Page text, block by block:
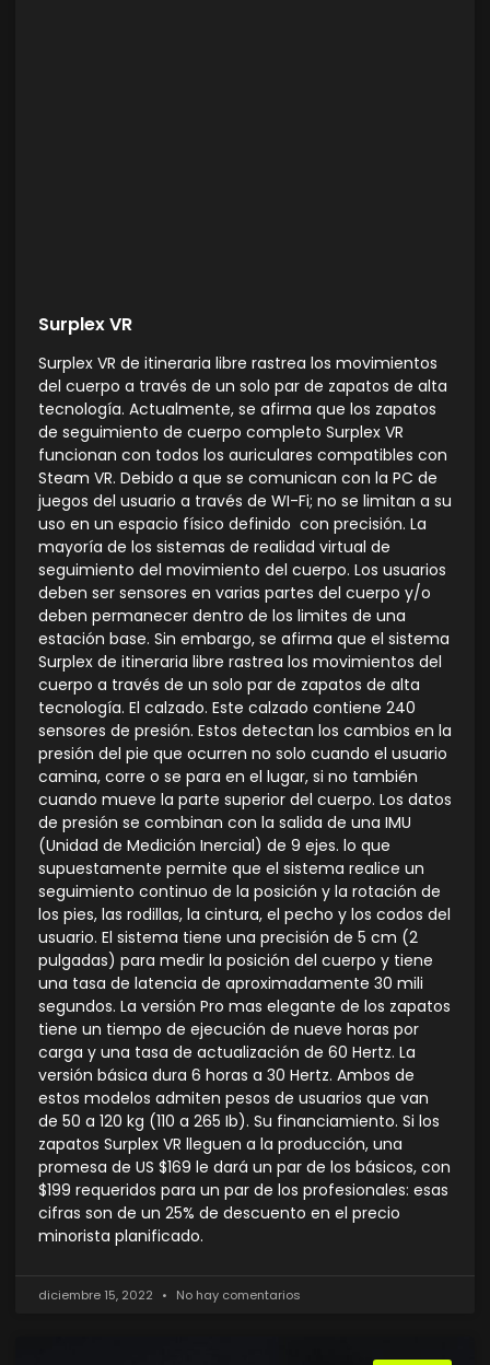
Surplex VR
Surplex VR de itineraria libre rastrea los movimientos
del cuerpo a través de un solo par de zapatos de alta
tecnología. Actualmente, se afirma que los zapatos
de seguimiento de cuerpo completo Surplex VR
funcionan con todos los auriculares compatibles con
Steam VR. Debido a que se comunican con la PC de
juegos del usuario a través de WI-Fi; no se limitan a su
uso en un espacio físico definido con precisión. La
mayoría de los sistemas de realidad virtual de
seguimiento del movimiento del cuerpo. Los usuarios
deben ser sensores en varias partes del cuerpo y/o
deben permanecer dentro de los limites de una
estación base. Sin embargo, se afirma que el sistema
Surplex de itineraria libre rastrea los movimientos del
cuerpo a través de un solo par de zapatos de alta
tecnología. El calzado. Este calzado contiene 240
sensores de presión. Estos detectan los cambios en la
presión del pie que ocurren no solo cuando el usuario
camina, corre o se para en el lugar, si no también
cuando mueve la parte superior del cuerpo. Los datos
de presión se combinan con la salida de una IMU
(Unidad de Medición Inercial) de 9 ejes. lo que
supuestamente permite que el sistema realice un
seguimiento continuo de la posición y la rotación de
los pies, las rodillas, la cintura, el pecho y los codos del
usuario. El sistema tiene una precisión de 5 cm (2
pulgadas) para medir la posición del cuerpo y tiene
una tasa de latencia de aproximadamente 30 mili
segundos. La versión Pro mas elegante de los zapatos
tiene un tiempo de ejecución de nueve horas por
carga y una tasa de actualización de 60 Hertz. La
versión básica dura 6 horas a 30 Hertz. Ambos de
estos modelos admiten pesos de usuarios que van
de 50 a 120 kg (110 a 265 Ib). Su financiamiento. Si los
zapatos Surplex VR lleguen a la producción, una
promesa de US $169 le dará un par de los básicos, con
$199 requeridos para un par de los profesionales: esas
cifras son de un 25% de descuento en el precio
minorista planificado.
diciembre 15, 2022 No hay comentarios